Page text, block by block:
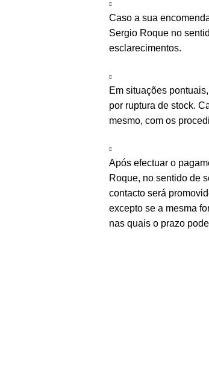
Caso a sua
Sergio Roque no
esclarecimentos.
Em situações
por ruptura de stock.
mesmo, com os
Após efectuar o
Roque, no sentido de
contacto será
excepto se a mesma
nas quais o prazo